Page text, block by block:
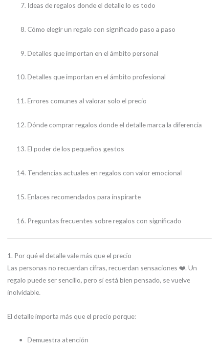
Ideas de regalos donde el detalle lo es todo
Cómo elegir un regalo con significado paso a paso
Detalles que importan en el ámbito personal
Detalles que importan en el ámbito profesional
Errores comunes al valorar solo el precio
Dónde comprar regalos donde el detalle marca la diferencia
El poder de los pequeños gestos
Tendencias actuales en regalos con valor emocional
Enlaces recomendados para inspirarte
Preguntas frecuentes sobre regalos con significado
1. Por qué el detalle vale más que el precio
Las personas no recuerdan cifras, recuerdan sensaciones ❤️. Un
regalo puede ser sencillo, pero si está bien pensado, se vuelve
inolvidable.
El detalle importa más que el precio porque:
Demuestra atención